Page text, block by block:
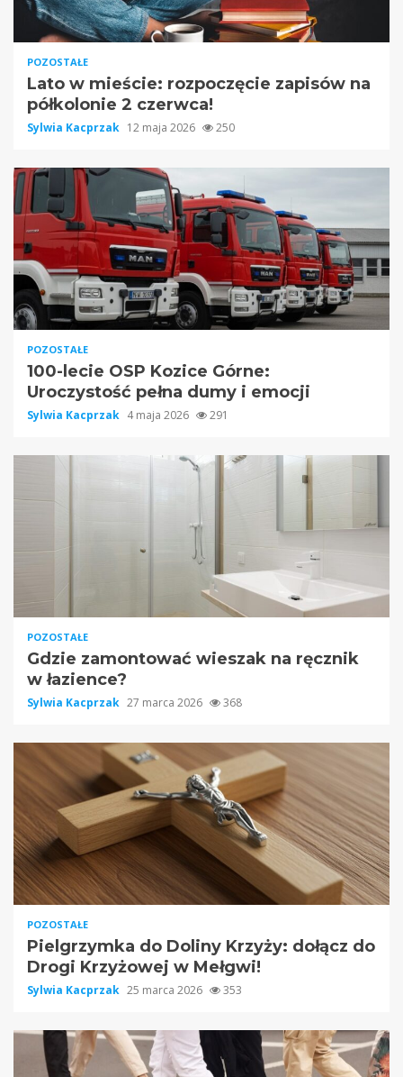
POZOSTAŁE
Lato w mieście: rozpoczęcie zapisów na
półkolonie 2 czerwca!
Sylwia Kacprzak 12 maja 2026 250
POZOSTAŁE
100-lecie OSP Kozice Górne:
Uroczystość pełna dumy i emocji
Sylwia Kacprzak 4 maja 2026 291
POZOSTAŁE
Gdzie zamontować wieszak na ręcznik
w łazience?
Sylwia Kacprzak 27 marca 2026 368
POZOSTAŁE
Pielgrzymka do Doliny Krzyży: dołącz do
Drogi Krzyżowej w Mełgwi!
Sylwia Kacprzak 25 marca 2026 353